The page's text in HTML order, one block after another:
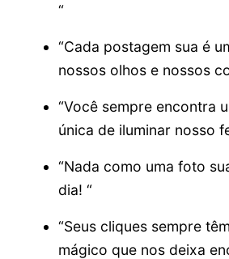
“
“Cada postagem sua é
nossos olhos e nossos
“Você sempre encontra
única de iluminar nosso
“Nada como uma foto
dia! “
“Seus cliques sempre
mágico que nos deixa